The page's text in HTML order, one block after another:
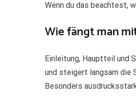
Wenn du das beachtest,
Wie fängt man
Einleitung, Hauptteil und
und steigert langsam die
Besonders